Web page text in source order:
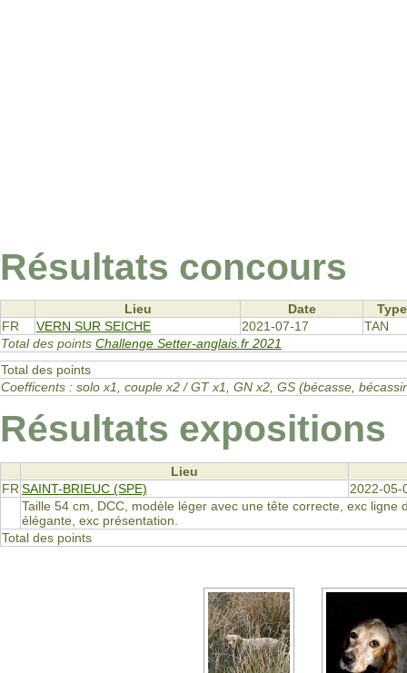
Résultats concours
Lieu Date
Type
FR
VERN SUR SEICHE 2021-07-17
TAN
Total des points Challenge Setter-anglais.fr 2021
Total des points
Coefficents : solo x1, couple x2 / GT x1, GN x2, GS (bécasse,
Résultats expositions
Lieu
FR SAINT-BRIEUC (SPE)
2022-05-
Taille 54 cm, DCC, modèle léger avec une tête correcte, exc
élégante, exc présentation.
Total des points